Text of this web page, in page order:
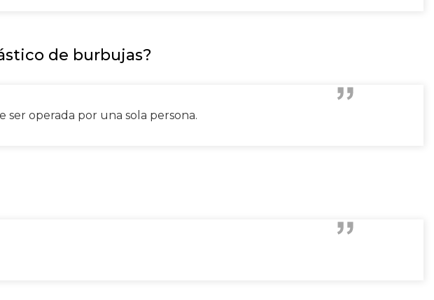
de burbujas?
operada por una sola persona.